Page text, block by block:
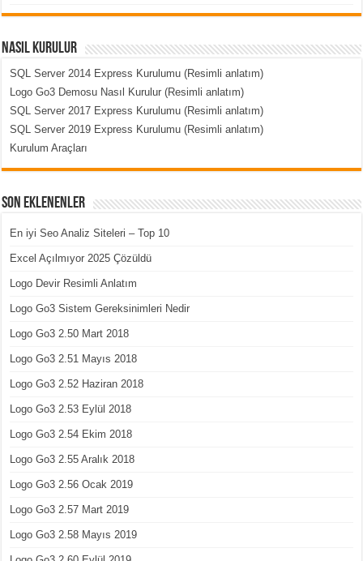
Nasıl Kurulur
SQL Server 2014 Express Kurulumu (Resimli anlatım)
Logo Go3 Demosu Nasıl Kurulur (Resimli anlatım)
SQL Server 2017 Express Kurulumu (Resimli anlatım)
SQL Server 2019 Express Kurulumu (Resimli anlatım)
Kurulum Araçları
Son Eklenenler
En iyi Seo Analiz Siteleri – Top 10
Excel Açılmıyor 2025 Çözüldü
Logo Devir Resimli Anlatım
Logo Go3 Sistem Gereksinimleri Nedir
Logo Go3 2.50 Mart 2018
Logo Go3 2.51 Mayıs 2018
Logo Go3 2.52 Haziran 2018
Logo Go3 2.53 Eylül 2018
Logo Go3 2.54 Ekim 2018
Logo Go3 2.55 Aralık 2018
Logo Go3 2.56 Ocak 2019
Logo Go3 2.57 Mart 2019
Logo Go3 2.58 Mayıs 2019